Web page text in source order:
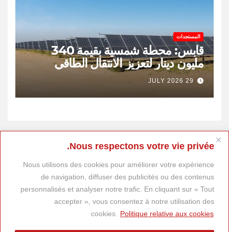
Nous respectons votre vie privée.
Nous utilisons des cookies pour améliorer votre expérience
de navigation, diffuser des publicités ou des contenus
personnalisés et analyser notre trafic. En cliquant sur « Tout
accepter », vous consentez à notre utilisation des
cookies.
Politique relative aux cookies
المستجدات
قابس: محطة شمسية بقيمة 340
مليون دينار لتعزيز الانتقال الطاقي
وخلق 400 موطن شغل
29 JULY 2026